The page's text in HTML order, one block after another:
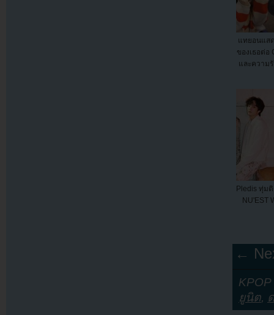
แทยอนแส
ของเธอต่อ
และความรั
Pledis ทุ่ม
NU'EST
←
ยูนิต,